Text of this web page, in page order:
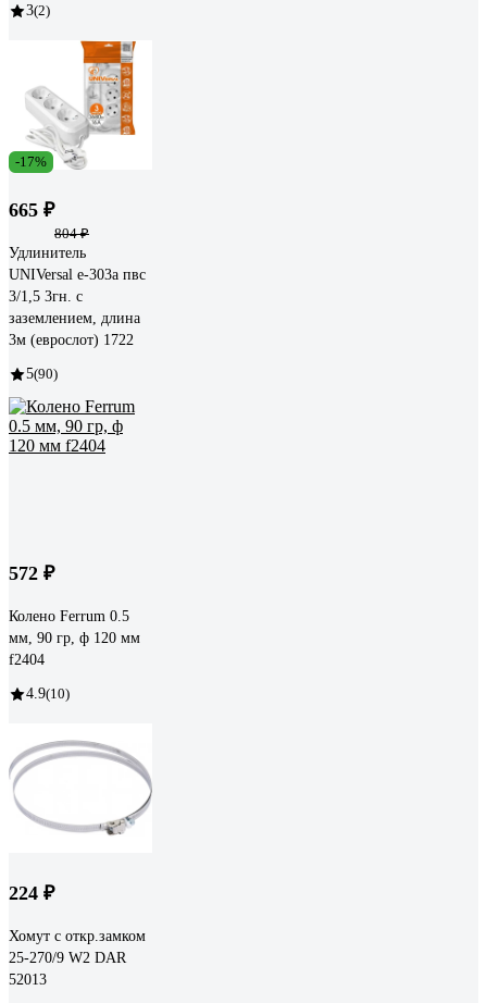
3(2)
-17%
665 ₽
804 ₽
Удлинитель
UNIVersal е-303а пвс
3/1,5 3гн. с
заземлением, длина
3м (еврослот) 1722
5(90)
572 ₽
Колено Ferrum 0.5
мм, 90 гр, ф 120 мм
f2404
4.9(10)
224 ₽
Хомут с откр.замком
25-270/9 W2 DAR
52013